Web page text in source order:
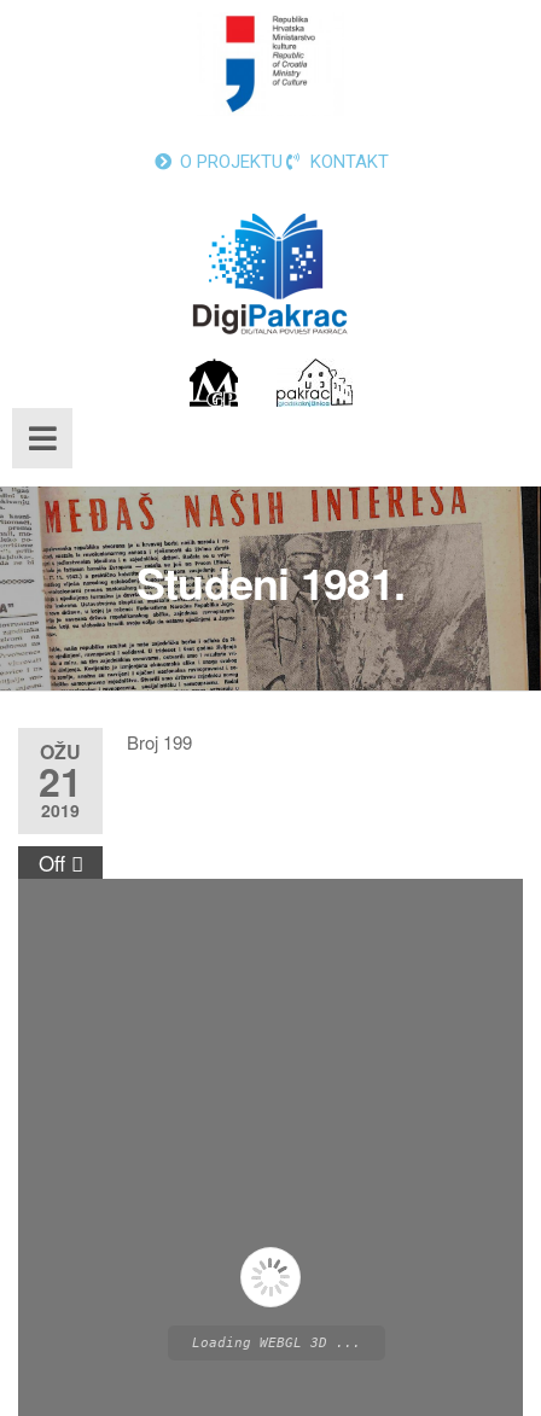
O PROJEKTU KONTAKT
Studeni 1981.
OŽU
21
2019
Off
Broj 199
Loading WEBGL 3D ...